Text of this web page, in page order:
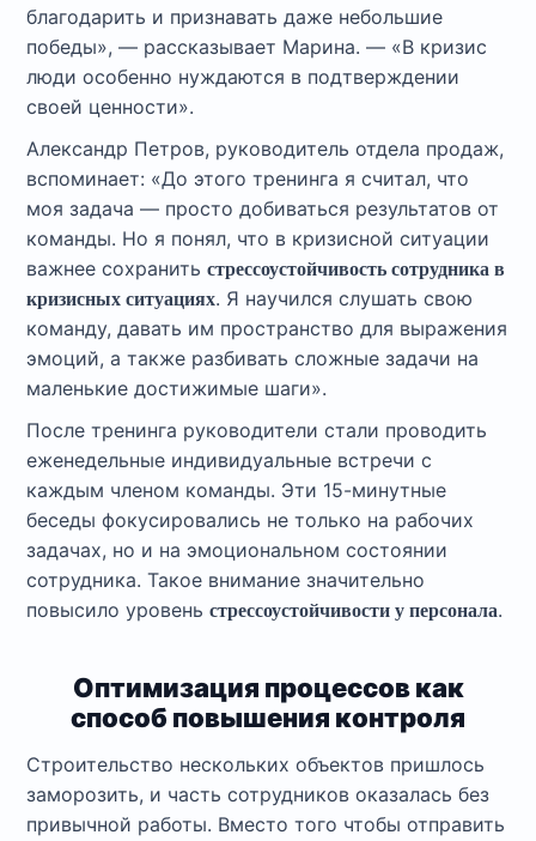
благодарить и признавать даже небольшие
победы», — рассказывает Марина. — «В кризис
люди особенно нуждаются в подтверждении
своей ценности».
Александр Петров, руководитель отдела продаж,
вспоминает: «До этого тренинга я считал, что
моя задача — просто добиваться результатов от
команды. Но я понял, что в кризисной ситуации
важнее сохранить стрессоустойчивость сотрудника в
кризисных ситуациях. Я научился слушать свою
команду, давать им пространство для выражения
эмоций, а также разбивать сложные задачи на
маленькие достижимые шаги».
После тренинга руководители стали проводить
еженедельные индивидуальные встречи с
каждым членом команды. Эти 15-минутные
беседы фокусировались не только на рабочих
задачах, но и на эмоциональном состоянии
сотрудника. Такое внимание значительно
повысило уровень стрессоустойчивости у персонала.
Оптимизация процессов как
способ повышения контроля
Строительство нескольких объектов пришлось
заморозить, и часть сотрудников оказалась без
привычной работы. Вместо того чтобы отправить